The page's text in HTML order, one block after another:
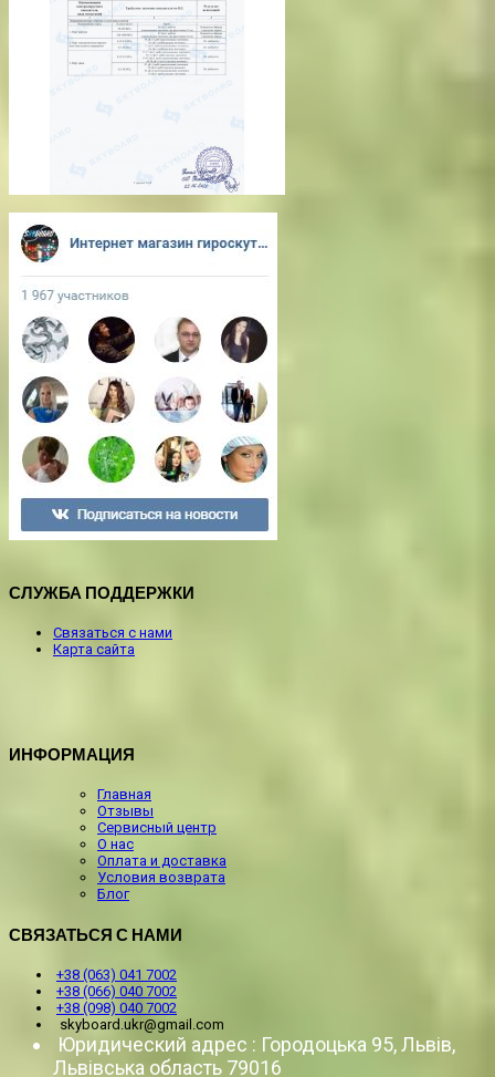
СЛУЖБА ПОДДЕРЖКИ
Связаться с нами
Карта сайта
ИНФОРМАЦИЯ
Главная
Отзывы
Сервисный центр
О нас
Оплата и доставка
Условия возврата
Блог
СВЯЗАТЬСЯ С НАМИ
+38 (063) 041 7002
+38 (066) 040 7002
+38 (098) 040 7002
skyboard.ukr@gmail.com
Юридический адрес : Городоцька 95, Львів,
Львівська область 79016